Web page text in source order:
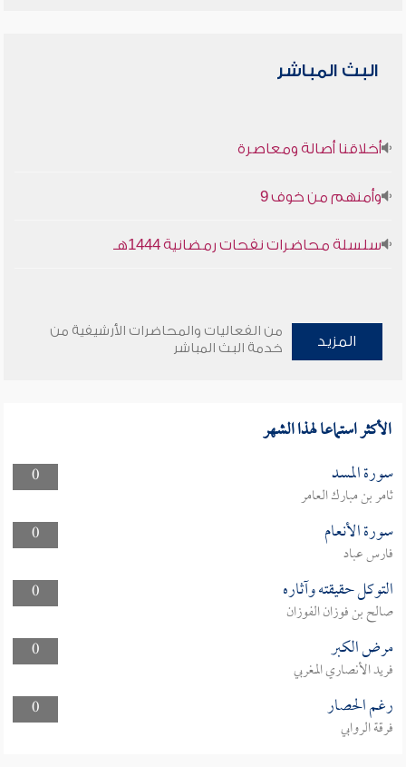
البث المباشر
أخلاقنا أصالة ومعاصرة
وأمنهم من خوف 9
سلسلة محاضرات نفحات رمضانية 1444هـ
المزيد
من الفعاليات والمحاضرات الأرشيفية من
خدمة البث المباشر
الأكثر استماعا لهذا الشهر
0 سورة المسد
ثامر بن مبارك العامر
0
سورة الأنعام
فارس عباد
0
التوكل حقيقته وآثاره
صالح بن فوزان الفوزان
0
مرض الكبر
فريد الأنصاري المغربي
0
رغم الحصار
فرقة الروابي